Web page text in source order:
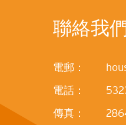
聯絡我們
電郵：
電話：
傳真：